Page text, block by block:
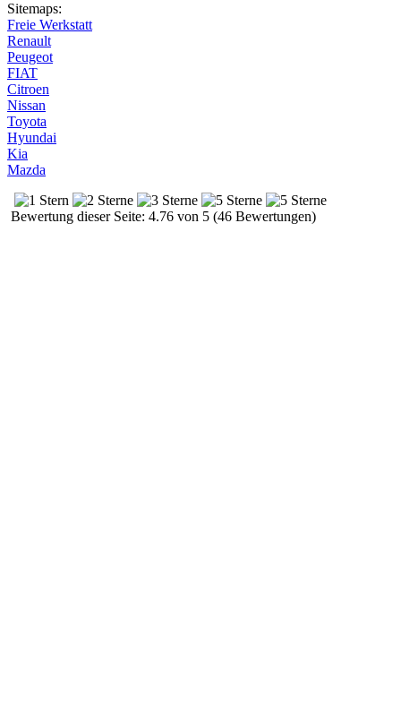
Sitemaps:
Freie Werkstatt
Renault
Peugeot
FIAT
Citroen
Nissan
Toyota
Hyundai
Kia
Mazda
Bewertung dieser Seite: 4.76 von 5 (46 Bewertungen)